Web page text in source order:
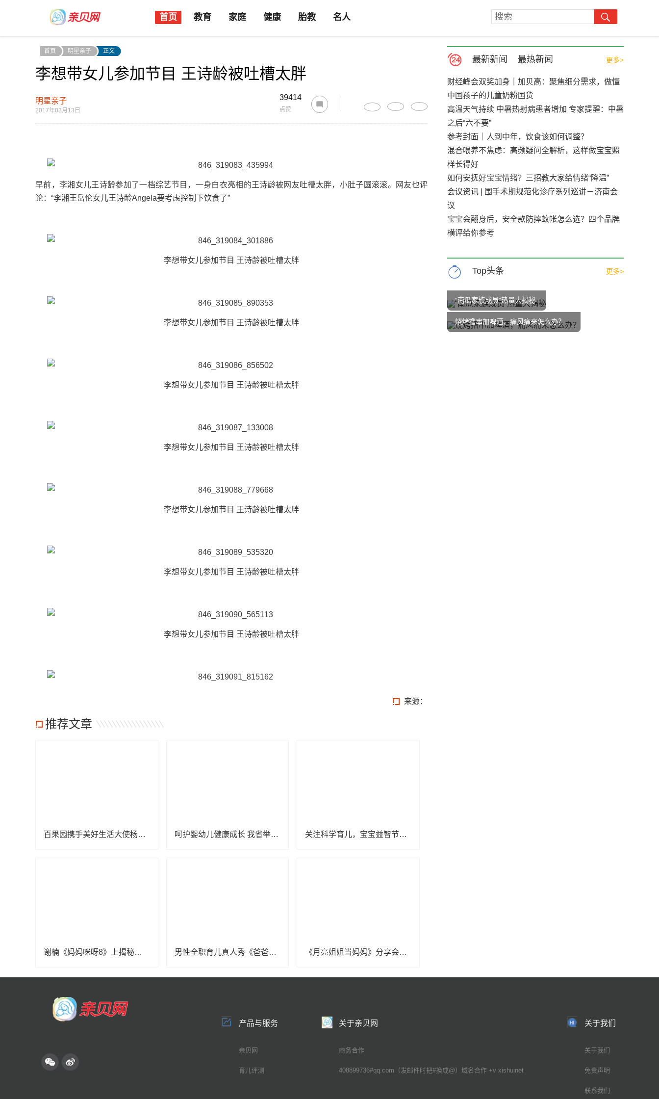
首页 教育 家庭 健康 胎教 名人
首页 明星亲子 正文
李想带女儿参加节目 王诗龄被吐槽太胖
明星亲子
2017年03月13日
39414
点赞
早前，李湘女儿王诗龄参加了一档综艺节目，一身白衣亮相的王诗龄被网友吐槽太胖，小肚子圆滚滚。网友也评
论：“李湘王岳伦女儿王诗龄Angela要考虑控制下饮食了”
李想带女儿参加节目 王诗龄被吐槽太胖
李想带女儿参加节目 王诗龄被吐槽太胖
李想带女儿参加节目 王诗龄被吐槽太胖
李想带女儿参加节目 王诗龄被吐槽太胖
李想带女儿参加节目 王诗龄被吐槽太胖
李想带女儿参加节目 王诗龄被吐槽太胖
李想带女儿参加节目 王诗龄被吐槽太胖
来源：
推荐文章
百果园携手美好生活大使杨幂，关爱中国儿童少年基金会困境儿童 呵护婴幼儿健康成长 我省举办托育服务宣传活动 关注科学育儿，宝宝益智节目《528宝宝智趣欢乐汇》定档
谢楠《妈妈咪呀8》上揭秘吴京育儿必学项目，初代“香妃”唤醒追剧回忆 男性全职育儿真人秀《爸爸当家2》5月8日开播 《月亮姐姐当妈妈》分享会，月亮姐姐、凯叔、孙茜畅聊育儿心经
最新新闻 最热新闻 更多>
财经峰会双奖加身｜加贝高：聚焦细分需求，做懂
中国孩子的儿童奶粉国货
高温天气持续 中暑热射病患者增加 专家提醒：中暑
之后“六不要”
参考封面｜人到中年，饮食该如何调整？
混合喂养不焦虑：高频疑问全解析，这样做宝宝照
样长得好
如何安抚好宝宝情绪？三招教大家给情绪“降温”
会议资讯 | 围手术期规范化诊疗系列巡讲－济南会
议
宝宝会翻身后，安全款防摔蚊帐怎么选？四个品牌
横评给你参考
Top头条 更多>
“南瓜家族成员”热量大揭秘
烧烤撸串加啤酒，痛风痛来怎么办？
产品与服务
亲贝网
育儿评测
关于亲贝网
商务合作
408899736#qq.com（发邮件时把#换成@）域名合作 +v xishuinet
关于我们
关于我们
免责声明
联系我们